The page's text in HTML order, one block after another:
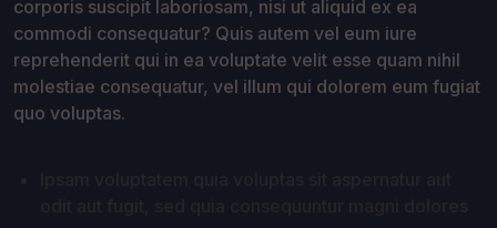
corporis suscipit laboriosam, nisi ut aliquid ex ea
commodi consequatur? Quis autem vel eum iure
reprehenderit qui in ea voluptate velit esse quam nihil
molestiae consequatur, vel illum qui dolorem eum fugiat
quo voluptas.